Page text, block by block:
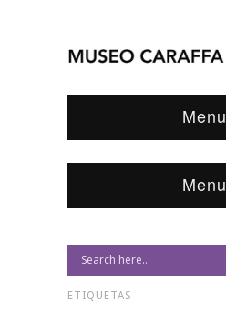
Menu
Menu
ETIQUETAS